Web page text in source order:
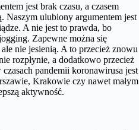
jest brak czasu, a czasem
Naszym ulubiony argumentem jest
A nie jest to prawda, bo
Zapewne można się
nie jesienią. A to przecież znowu
rozpłynie, a dodatkowo przecież
pandemii koronawirusa jest
Krakowie czy nawet małym
aktywność.